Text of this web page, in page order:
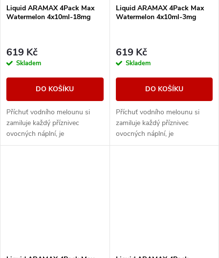
Liquid ARAMAX 4Pack Max
Watermelon 4x10ml-18mg
619 Kč
Skladem
DO KOŠÍKU
Příchuť vodního melounu si
zamiluje každý příznivec
ovocných náplní, je
charakteristický svou svěžestí.
Liquid ARAMAX 4Pack Max
Watermelon 4x10ml-3mg
619 Kč
Skladem
DO KOŠÍKU
Příchuť vodního melounu si
zamiluje každý příznivec
ovocných náplní, je
charakteristický svou svěžestí.